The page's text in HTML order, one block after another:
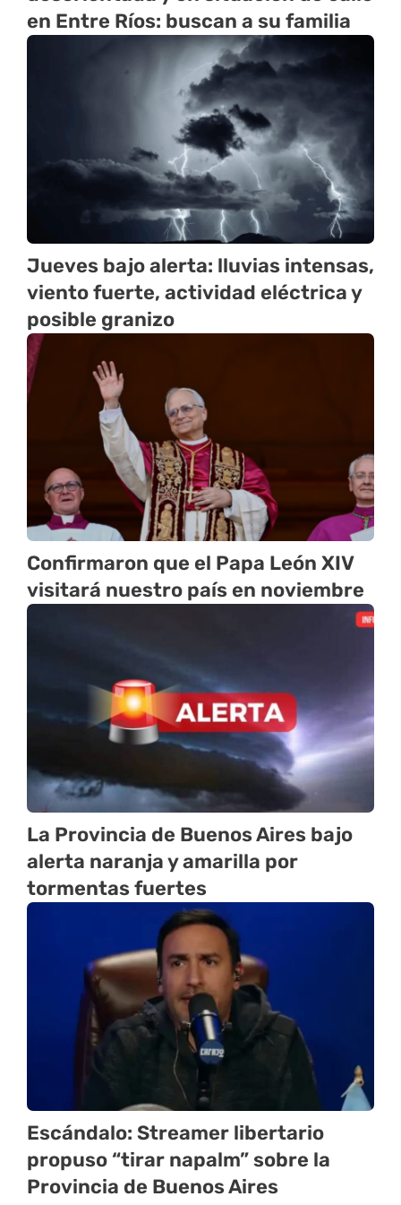
en Entre Ríos: buscan a su familia
Jueves bajo alerta: lluvias intensas,
viento fuerte, actividad eléctrica y
posible granizo
Confirmaron que el Papa León XIV
visitará nuestro país en noviembre
La Provincia de Buenos Aires bajo
alerta naranja y amarilla por
tormentas fuertes
Escándalo: Streamer libertario
propuso “tirar napalm” sobre la
Provincia de Buenos Aires